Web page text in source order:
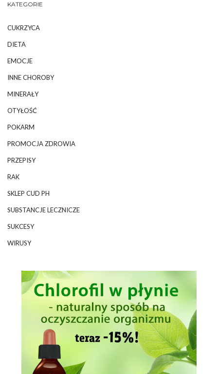
KATEGORIE
CUKRZYCA
DIETA
EMOCJE
INNE CHOROBY
MINERAŁY
OTYŁOŚĆ
POKARM
PROMOCJA ZDROWIA
PRZEPISY
RAK
SKLEP CUD PH
SUBSTANCJE LECZNICZE
SUKCESY
WIRUSY